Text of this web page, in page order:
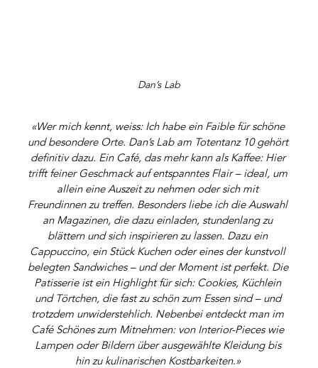
Dan’s Lab
«Wer mich kennt, weiss: Ich habe ein Faible für schöne
und besondere Orte. Dan’s Lab am Totentanz 10 gehört
definitiv dazu. Ein Café, das mehr kann als Kaffee: Hier
trifft feiner Geschmack auf entspanntes Flair – ideal, um
allein eine Auszeit zu nehmen oder sich mit
Freundinnen zu treffen. Besonders liebe ich die Auswahl
an Magazinen, die dazu einladen, stundenlang zu
blättern und sich inspirieren zu lassen. Dazu ein
Cappuccino, ein Stück Kuchen oder eines der kunstvoll
belegten Sandwiches – und der Moment ist perfekt. Die
Patisserie ist ein Highlight für sich: Cookies, Küchlein
und Törtchen, die fast zu schön zum Essen sind – und
trotzdem unwiderstehlich. Nebenbei entdeckt man im
Café Schönes zum Mitnehmen: von Interior-Pieces wie
Lampen oder Bildern über ausgewählte Kleidung bis
hin zu kulinarischen Kostbarkeiten.»